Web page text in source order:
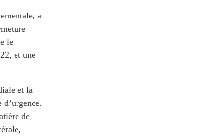
a
le
et une
et la
de